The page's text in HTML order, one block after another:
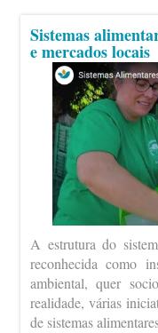
Sistemas
e mercados locais
A estrutura do
reconhecida como
ambiental, quer
realidade, várias
de sistemas